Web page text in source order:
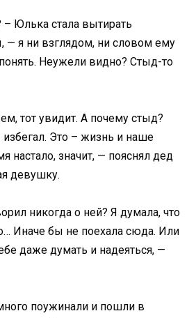
– Юлька стала вытирать
— я ни взглядом, ни словом ему
Неужели видно? Стыд-то
тот увидит. А почему стыд?
избегал. Это – жизнь и наше
настало, значит, — пояснял дед
девушку.
никогда о ней? Я думала, что
Иначе бы не поехала сюда. Или
даже думать и надеяться, —
поужинали и пошли в